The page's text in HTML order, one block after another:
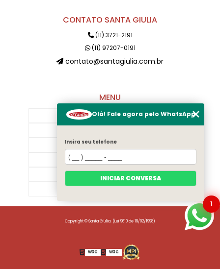
CONTATO SANTA GIULIA
(11) 3721-2191
(11) 97207-0191
contato@santagiulia.com.br
MENU
Início
Galeria
Contato
Categorias
Mapa do site
Copyright © Santa Giulia. (Lei 9610 de 19/02/1998)
W3C W3C
1
Olá! Fale agora pelo WhatsApp
Insira seu telefone
INICIAR CONVERSA